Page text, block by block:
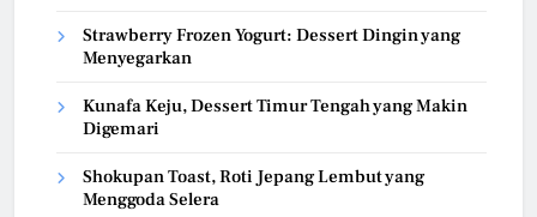
Strawberry Frozen Yogurt: Dessert Dingin yang
Menyegarkan
Kunafa Keju, Dessert Timur Tengah yang Makin
Digemari
Shokupan Toast, Roti Jepang Lembut yang
Menggoda Selera